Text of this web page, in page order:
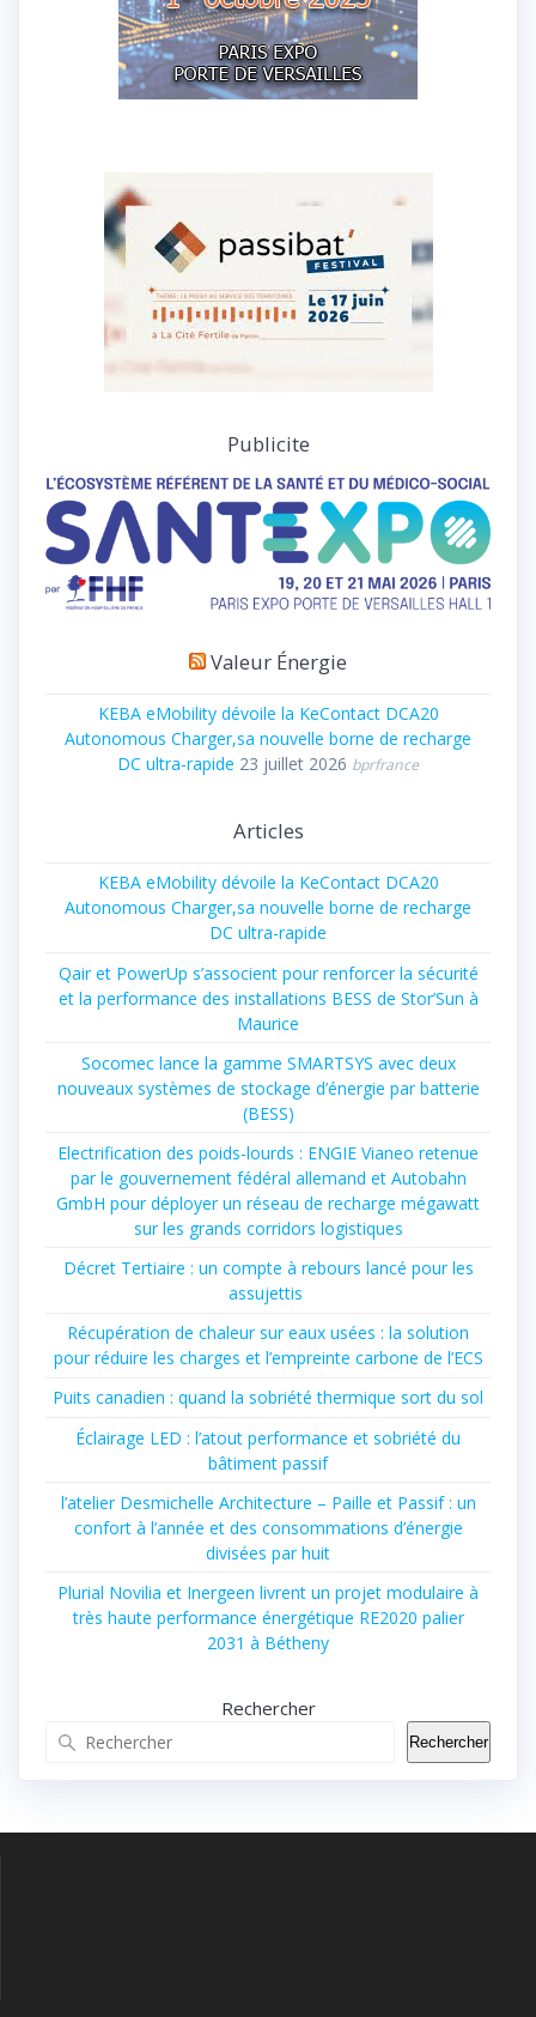
Publicite
Valeur Énergie
KEBA eMobility dévoile la KeContact DCA20
Autonomous Charger,sa nouvelle borne de recharge
DC ultra-rapide 23 juillet 2026 bprfrance
Articles
KEBA eMobility dévoile la KeContact DCA20
Autonomous Charger,sa nouvelle borne de recharge
DC ultra-rapide
Qair et PowerUp s’associent pour renforcer la sécurité
et la performance des installations BESS de Stor’Sun à
Maurice
Socomec lance la gamme SMARTSYS avec deux
nouveaux systèmes de stockage d’énergie par batterie
(BESS)
Electrification des poids-lourds : ENGIE Vianeo retenue
par le gouvernement fédéral allemand et Autobahn
GmbH pour déployer un réseau de recharge mégawatt
sur les grands corridors logistiques
Décret Tertiaire : un compte à rebours lancé pour les
assujettis
Récupération de chaleur sur eaux usées : la solution
pour réduire les charges et l’empreinte carbone de l’ECS
Puits canadien : quand la sobriété thermique sort du sol
Éclairage LED : l’atout performance et sobriété du
bâtiment passif
l’atelier Desmichelle Architecture – Paille et Passif : un
confort à l’année et des consommations d’énergie
divisées par huit
Plurial Novilia et Inergeen livrent un projet modulaire à
très haute performance énergétique RE2020 palier
2031 à Bétheny
Rechercher
Rechercher